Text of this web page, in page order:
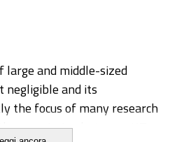
and middle-sized
negligible and its
the focus of many research
association between UTs